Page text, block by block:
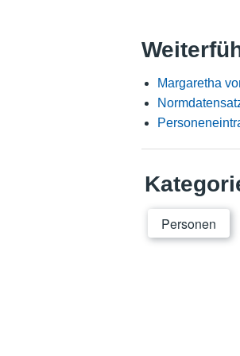
Margaretha
Personen